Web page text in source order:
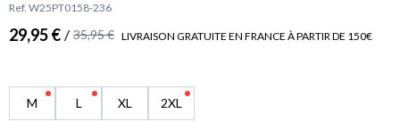
Ref. W25PT0158-236
29,95 € / 35,95 € LIVRAISON GRATUITE EN FRANCE À PARTIR DE 150€
M L XL 2XL